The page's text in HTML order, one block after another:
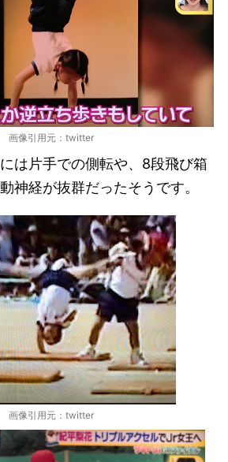
画像引用元：twitter
は片手での側転や、8段飛び箱
神経が抜群だったそうです。
画像引用元：twitter